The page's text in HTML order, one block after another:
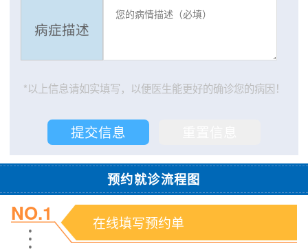
病症描述
*以上信息请如实填写，以便医生能更好的确诊您的病因！
预约就诊流程图
NO.1 在线填写预约单